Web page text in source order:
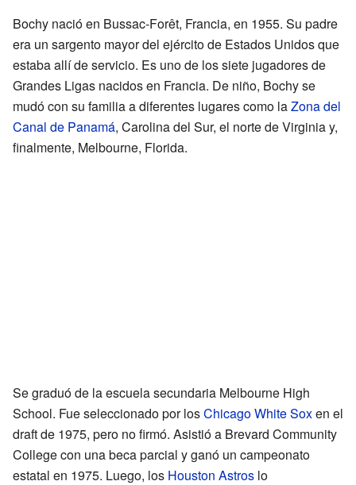
Bochy nació en Bussac-Forêt, Francia, en 1955. Su padre
era un sargento mayor del ejército de Estados Unidos que
estaba allí de servicio. Es uno de los siete jugadores de
Grandes Ligas nacidos en Francia. De niño, Bochy se
mudó con su familia a diferentes lugares como laZona del
Canal de Panamá, Carolina del Sur, el norte de Virginia y,
finalmente, Melbourne, Florida.
Se graduó de la escuela secundaria Melbourne High
School. Fue seleccionado por losChicago White Soxen el
draft de 1975, pero no firmó. Asistió a Brevard Community
College con una beca parcial y ganó un campeonato
estatal en 1975. Luego, los Houston Astros lo